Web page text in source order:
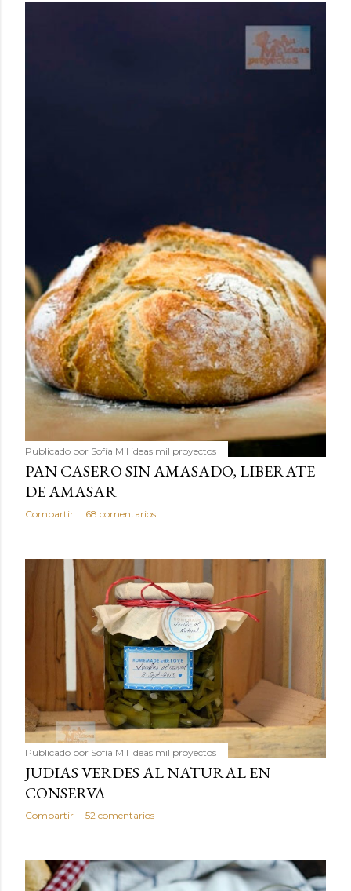
Publicado por Sofía Mil ideas mil proyectos
PAN CASERO SIN AMASADO, LIBERATE
DE AMASAR
Compartir 68 comentarios
Publicado por Sofía Mil ideas mil proyectos
JUDIAS VERDES AL NATURAL EN
CONSERVA
Compartir 52 comentarios